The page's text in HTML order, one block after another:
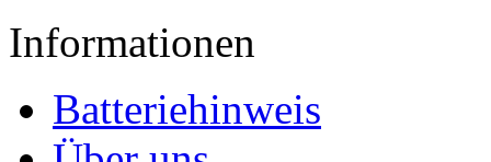
Informationen
Batteriehinweis